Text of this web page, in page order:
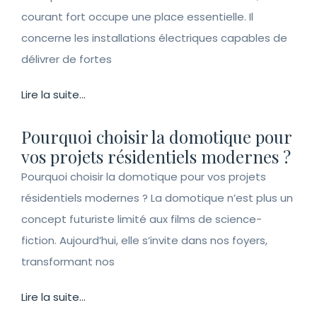
courant fort occupe une place essentielle. Il
concerne les installations électriques capables de
délivrer de fortes
Lire la suite...
Pourquoi choisir la domotique pour
vos projets résidentiels modernes ?
Pourquoi choisir la domotique pour vos projets
résidentiels modernes ? La domotique n’est plus un
concept futuriste limité aux films de science-
fiction. Aujourd’hui, elle s’invite dans nos foyers,
transformant nos
Lire la suite...